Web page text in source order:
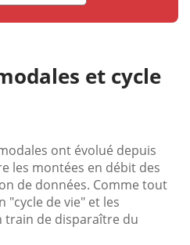
et cycle
ont évolué depuis
les montées en débit des
de données. Comme tout
de vie" et les
train de disparaître du